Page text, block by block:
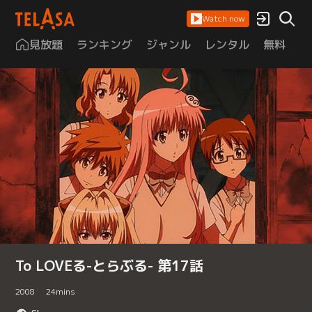
Watch now
見放題 ランキング ジャンル レンタル 無料
To LOVEる-とらぶる- 第17話
2008 24mins